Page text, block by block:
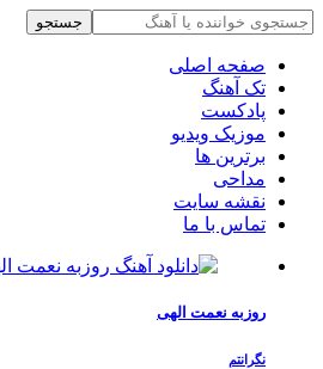
جستجو
صفحه اصلی
تک آهنگ
پادکست
موزیک ویدیو
برترین ها
مداحی
نقشه سایت
تماس با ما
روزبه نعمت الهی
نگرانتم